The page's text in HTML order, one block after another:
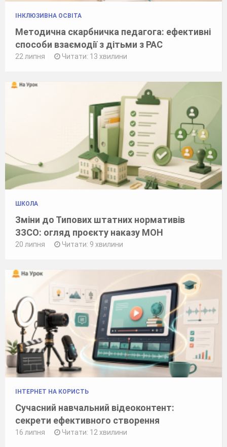
ІНКЛЮЗИВНА ОСВІТА
Методична скарбничка педагога: ефективні
способи взаємодії з дітьми з РАС
22 липня Читати: 13 хвилини
ШКОЛА
Зміни до Типових штатних нормативів
ЗЗСО: огляд проєкту наказу МОН
20 липня Читати: 9 хвилини
ІНТЕРНЕТ НА КОРИСТЬ
Сучасний навчальний відеоконтент:
секрети ефективного створення
16 липня Читати: 12 хвилини